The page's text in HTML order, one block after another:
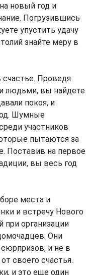
новый год и
Погрузившись
упустить удачу
знайте меру в
Проведя
людьми, вы найдете
покоя, и
Шумные
участников
пытаются за
Поставив на первое
вы весь год
места и
и встречу Нового
при организации
Они
и не в
своего счастья.
и это еще один